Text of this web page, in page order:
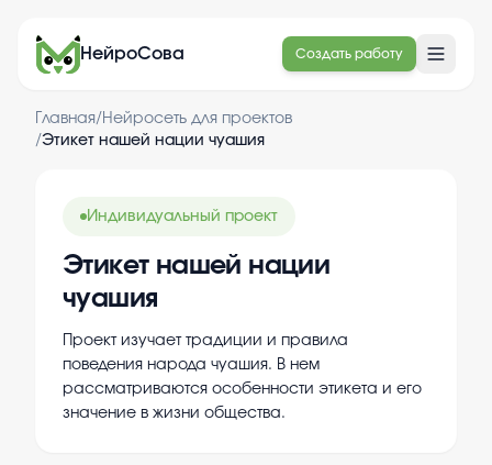
НейроСова Создать работу
Главная/ Нейросеть для проектов
/Этикет нашей нации чуашия
Индивидуальный проект
Этикет нашей нации
чуашия
Проект изучает традиции и правила
поведения народа чуашия. В нем
рассматриваются особенности этикета и его
значение в жизни общества.